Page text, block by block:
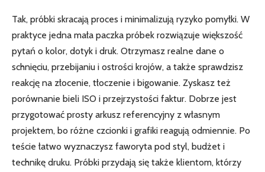
Tak, próbki skracają proces i minimalizują ryzyko pomyłki. W
praktyce jedna mała paczka próbek rozwiązuje większość
pytań o kolor, dotyk i druk. Otrzymasz realne dane o
schnięciu, przebijaniu i ostrości krojów, a także sprawdzisz
reakcję na złocenie, tłoczenie i bigowanie. Zyskasz też
porównanie bieli ISO i przejrzystości faktur. Dobrze jest
przygotować prosty arkusz referencyjny z własnym
projektem, bo różne czcionki i grafiki reagują odmiennie. Po
teście łatwo wyznaczysz faworyta pod styl, budżet i
technikę druku. Próbki przydają się także klientom, którzy